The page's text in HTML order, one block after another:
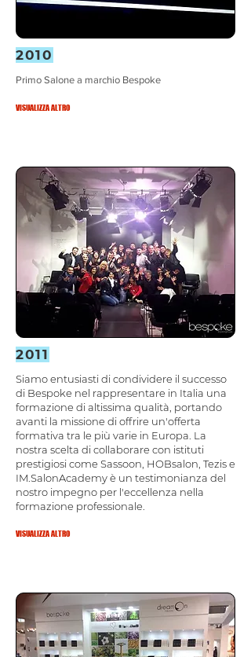
2010
Primo Salone a marchio Bespoke
VISUALIZZA ALTRO
2011
Siamo entusiasti di condividere il successo
di Bespoke nel rappresentare in Italia una
formazione di altissima qualità, portando
avanti la missione di offrire un'offerta
formativa tra le più varie in Europa. La
nostra scelta di collaborare con istituti
prestigiosi come Sassoon, HOBsalon, Tezis e
IM.SalonAcademy è un testimonianza del
nostro impegno per l'eccellenza nella
formazione professionale.
VISUALIZZA ALTRO